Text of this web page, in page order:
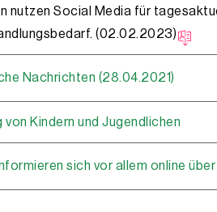
nutzen Social Media für
(02.02.2023)
Nachrichten (28.04.2021)
Kindern und Jugendlichen
sich vor allem online